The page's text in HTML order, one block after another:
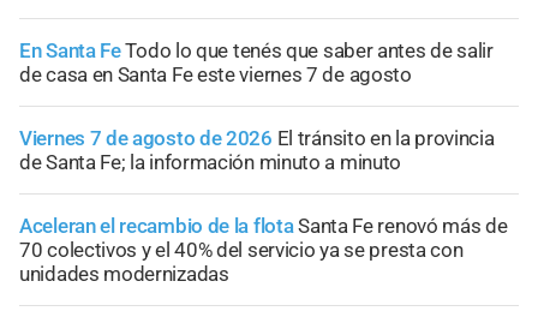
En Santa FeTodo lo que tenés que saber antes de salir
de casa en Santa Fe este viernes 7 de agosto
Viernes 7 de agosto de 2026 El tránsito en la provincia
de Santa Fe; la información minuto a minuto
Aceleran el recambio de la flotaSanta Fe renovó más de
70 colectivos y el 40% del servicio ya se presta con
unidades modernizadas